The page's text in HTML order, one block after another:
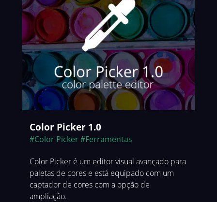
Color Picker 1.0
#Color Picker#Ferramentas
Color Picker é um editor visual avançado para
paletas de cores e está equipado com um
captador de cores com a opção de
ampliação.